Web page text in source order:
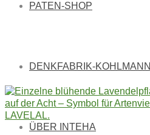
PATEN-SHOP
DENKFABRIK-KOHLMANN
ÜBER INTEHA